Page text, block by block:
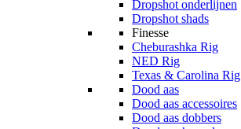
Dropshot onderlijnen
Dropshot shads
Finesse
Cheburashka Rig
NED Rig
Texas & Carolina Rig
Dood aas
Dood aas accessoires
Dood aas dobbers